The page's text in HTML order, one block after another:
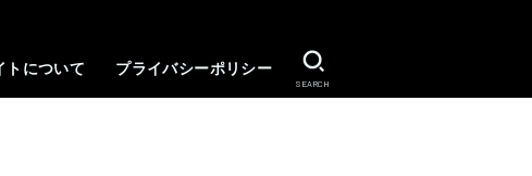
トについて プライバシーポリシー
SEARCH